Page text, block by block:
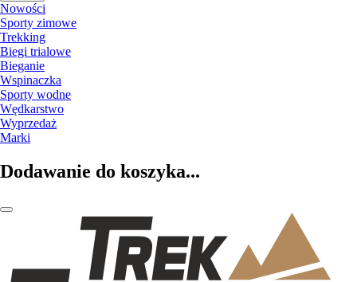
Nowości
Sporty zimowe
Trekking
Biegi trialowe
Bieganie
Wspinaczka
Sporty wodne
Wędkarstwo
Wyprzedaż
Marki
Dodawanie do koszyka...